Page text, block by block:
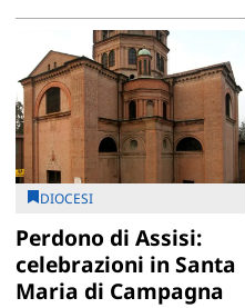
DIOCESI
Perdono di Assisi:
celebrazioni in Santa
Maria di Campagna